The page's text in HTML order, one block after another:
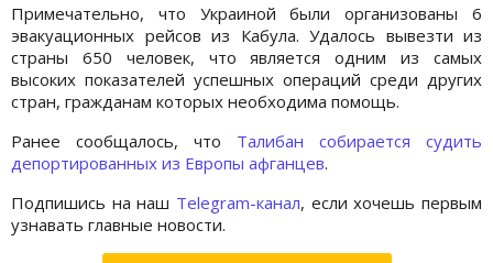
Примечательно, что Украиной были организованы 6
эвакуационных рейсов из Кабула. Удалось вывезти из
страны 650 человек, что является одним из самых
высоких показателей успешных операций среди других
стран, гражданам которых необходима помощь.
Ранее сообщалось, что Талибан собирается судить
депортированных из Европы афганцев.
Подпишись на наш Telegram-канал, если хочешь первым
узнавать главные новости.